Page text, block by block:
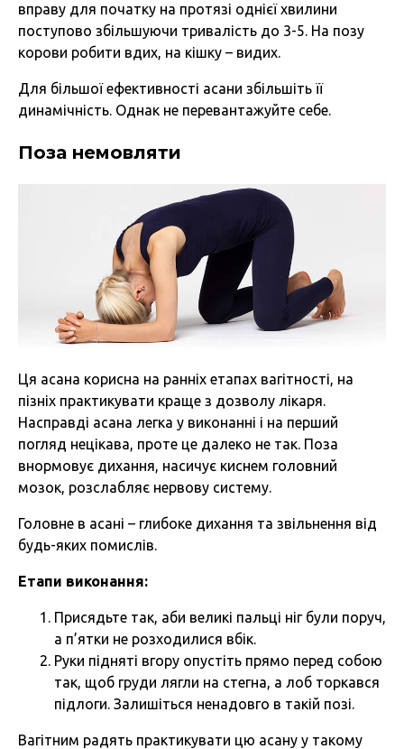
вправу для початку на протязі однієї хвилини
поступово збільшуючи тривалість до 3-5. На позу
корови робити вдих, на кішку – видих.
Для більшої ефективності асани збільшіть її
динамічність. Однак не перевантажуйте себе.
Поза немовляти
Ця асана корисна на ранніх етапах вагітності, на
пізніх практикувати краще з дозволу лікаря.
Насправді асана легка у виконанні і на перший
погляд нецікава, проте це далеко не так. Поза
внормовує дихання, насичує киснем головний
мозок, розслабляє нервову систему.
Головне в асані – глибоке дихання та звільнення від
будь-яких помислів.
Етапи виконання:
Присядьте так, аби великі пальці ніг були поруч,
а п’ятки не розходилися вбік.
Руки підняті вгору опустіть прямо перед собою
так, щоб груди лягли на стегна, а лоб торкався
підлоги. Залишіться ненадовго в такій позі.
Вагітним радять практикувати цю асану у такому